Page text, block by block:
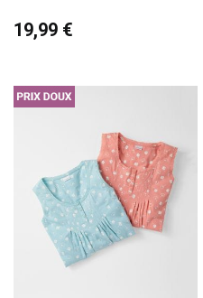
19,99 €